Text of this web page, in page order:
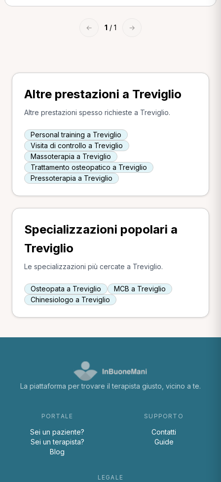
← 1 / 1 →
Altre prestazioni a Treviglio
Altre prestazioni spesso richieste a Treviglio.
Personal training a Treviglio
Visita di controllo a Treviglio
Massoterapia a Treviglio
Trattamento osteopatico a Treviglio
Pressoterapia a Treviglio
Specializzazioni popolari a
Treviglio
Le specializzazioni più cercate a Treviglio.
Osteopata a Treviglio
MCB a Treviglio
Chinesiologo a Treviglio
La piattaforma per trovare il terapista giusto, vicino a te.
PORTALE
Sei un paziente?
Sei un terapista?
Blog
SUPPORTO
Contatti
Guide
LEGALE